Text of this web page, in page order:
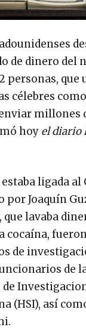
de dinero del
personas, que
célebres
millones
hoy el diario
ligada al
por Joaquín
que lavaba
cocaína,
de
de
(HSI), así